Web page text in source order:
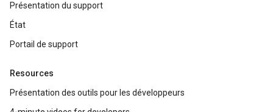
Présentation du support
État
Portail de support
Resources
Présentation des outils pour les développeurs